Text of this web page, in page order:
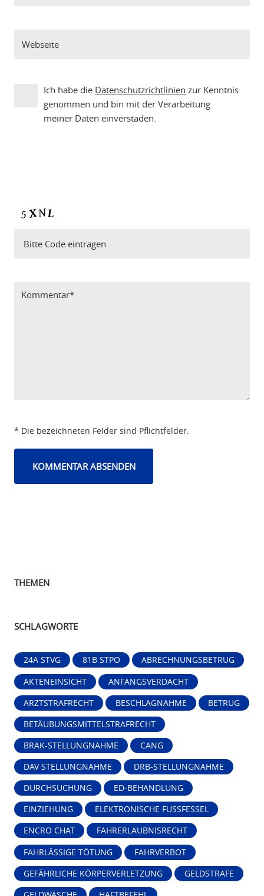
Ich habe die Datenschutzrichtlinien zur Kenntnis
genommen und bin mit der Verarbeitung
meiner Daten einverstaden.
* Die bezeichneten Felder sind Pflichtfelder.
THEMEN
SCHLAGWORTE
24A STVG 81B STPO ABRECHNUNGSBETRUG
AKTENEINSICHT ANFANGSVERDACHT
ARZTSTRAFRECHT BESCHLAGNAHME BETRUG
BETÄUBUNGSMITTELSTRAFRECHT
BRAK-STELLUNGNAHME CANG
DAV STELLUNGNAHME DRB-STELLUNGNAHME
DURCHSUCHUNG ED-BEHANDLUNG
EINZIEHUNG ELEKTRONISCHE FUSSFESSEL
ENCRO CHAT FAHRERLAUBNISRECHT
FAHRLÄSSIGE TÖTUNG FAHRVERBOT
GEFÄHRLICHE KÖRPERVERLETZUNG GELDSTRAFE